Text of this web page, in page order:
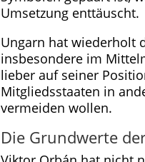
Umsetzung enttäuscht.
Ungarn hat wiederholt
insbesondere im
lieber auf seiner
Mitgliedsstaaten in
vermeiden wollen.
Die Grundwerte